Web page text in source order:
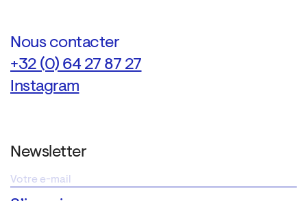
Nous contacter
+32 (0) 64 27 87 27
Instagram
Newsletter